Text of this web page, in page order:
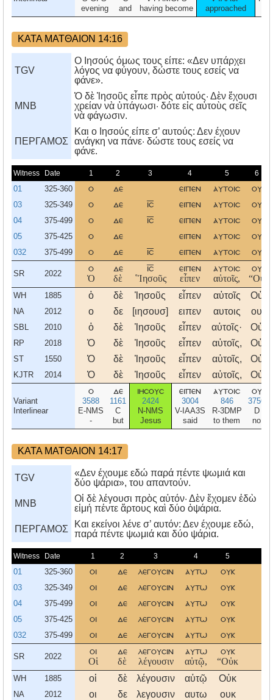
evening
and
having become
approached
ΚΑΤΑ ΜΑΤΘΑΙΟΝ 14:16
TGV
Ο Ιησούς όμως τους είπε: «Δεν υπάρχει
λόγος να φύγουν, δώστε τους εσείς να
φάνε».
MNB
Ὁ δὲ Ἰησοῦς εἶπε πρὸς αὐτούς· Δὲν ἔχουσι
χρείαν νὰ ὑπάγωσι· δότε εἰς αὐτοὺς σεῖς
νὰ φάγωσιν.
ΠΕΡΓΑΜΟΣ
Kαι ο Iησούς είπε σ’ αυτούς: Δεν έχουν
ανάγκη να πάνε· δώστε τους εσείς να
φάνε.
Witness Date 1 2 3 4 5 6
01 325-360 ο δε ειπεν αυτοισ ου
03 325-349 ο δε ισ ειπεν αυτοισ ου
04 375-499 ο δε ισ ειπεν αυτοισ ου
05 375-425 ο δε ειπεν αυτοισ ου
032 375-499 ο δε ισ ειπεν αυτοισ ου
SR 2022
ο
Ὁ
δε
δὲ
ισ
˚Ἰησοῦς
ειπεν
εἶπεν
αυτοισ
αὐτοῖς,
ου
“Οὐ
WH 1885 ὁ δὲ Ἰησοῦς εἶπεν αὐτοῖς Οὐ
NA 2012 ο δε [ιησουσ] ειπεν αυτοις ου
SBL 2010 ὁ δὲ Ἰησοῦς εἶπεν αὐτοῖς· Οὐ
RP 2018 Ὁ δὲ Ἰησοῦς εἶπεν αὐτοῖς, Οὐ
ST 1550 Ὁ δὲ Ἰησοῦς εἶπεν αὐτοῖς, Οὐ
KJTR 2014 Ὁ δὲ Ἰησοῦς εἶπεν αὐτοῖς, Οὐ
Variant
Interlinear
ο
3588
E-NMS
-
δε
1161
C
but
ιησουσ
2424
N-NMS
Jesus
ειπεν
3004
V-IAA3S
said
αυτοισ
846
R-3DMP
to them
ου
3756
D
no
ΚΑΤΑ ΜΑΤΘΑΙΟΝ 14:17
TGV
«Δεν έχουμε εδώ παρά πέντε ψωμιά και
δύο ψάρια», του απαντούν.
MNB
Οἱ δὲ λέγουσι πρὸς αὐτόν· Δὲν ἔχομεν ἐδὼ
εἰμή πέντε ἄρτους καὶ δύο ὀψάρια.
ΠΕΡΓΑΜΟΣ
Kαι εκείνοι λένε σ’ αυτόν: Δεν έχουμε εδώ,
παρά πέντε ψωμιά και δύο ψάρια.
Witness Date 1 2 3 4 5
01 325-360 οι δε λεγουσιν αυτω ουκ
03 325-349 οι δε λεγουσιν αυτω ουκ
04 375-499 οι δε λεγουσιν αυτω ουκ
05 375-425 οι δε λεγουσιν αυτω ουκ
032 375-499 οι δε λεγουσιν αυτω ουκ
SR 2022
οι
Οἱ
δε
δὲ
λεγουσιν
λέγουσιν
αυτω
αὐτῷ,
ουκ
“Οὐκ
WH 1885 οἱ δὲ λέγουσιν αὐτῷ Οὐκ
NA 2012 οι δε λεγουσιν αυτω ουκ